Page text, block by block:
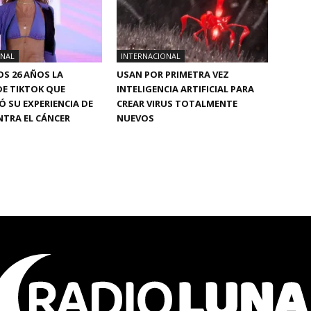
26 AÑOS LA
TIKTOK QUE
SU EXPERIENCIA DE
EL CÁNCER
INTERNACIONAL
USAN POR PRIMETRA VEZ
INTELIGENCIA ARTIFICIAL PARA
CREAR VIRUS TOTALMENTE
NUEVOS